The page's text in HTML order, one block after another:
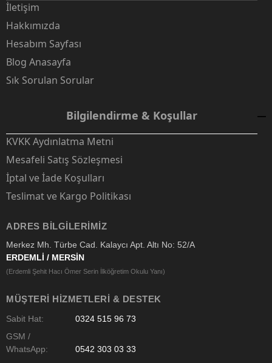
İletişim
Hakkımızda
Hesabım Sayfası
Blog Anasayfa
Sık Sorulan Sorular
Bilgilendirme & Koşullar
KVKK Aydınlatma Metni
Mesafeli Satış Sözleşmesi
İptal ve İade Koşulları
Teslimat ve Kargo Politikası
ADRES BILGILERIMIZ
Merkez Mh. Türbe Cad. Kalaycı Apt. Altı No: 52/A
ERDEMLİ / MERSİN
(Erdemli Şehit Hacı Ömer Serin İlköğretim Okulu Yanı)
MÜŞTERI HIZMETLERI & DESTEK
Sabit Hat:
0324 515 96 73
GSM /
WhatsApp:
0542 303 03 33